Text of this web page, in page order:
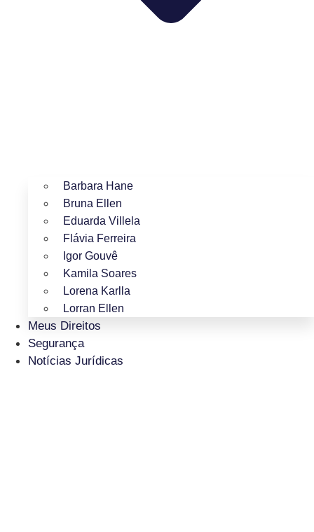
Barbara Hane
Bruna Ellen
Eduarda Villela
Flávia Ferreira
Igor Gouvê
Kamila Soares
Lorena Karlla
Lorran Ellen
Meus Direitos
Segurança
Notícias Jurídicas